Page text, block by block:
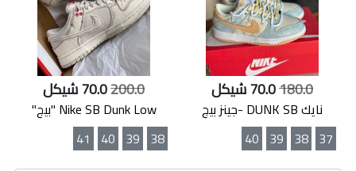
180.0
نايك DUNK SB -جينز بيج
37
38
39
40
200.0
Nike SB Dunk Low "بيج"
38
39
40
41